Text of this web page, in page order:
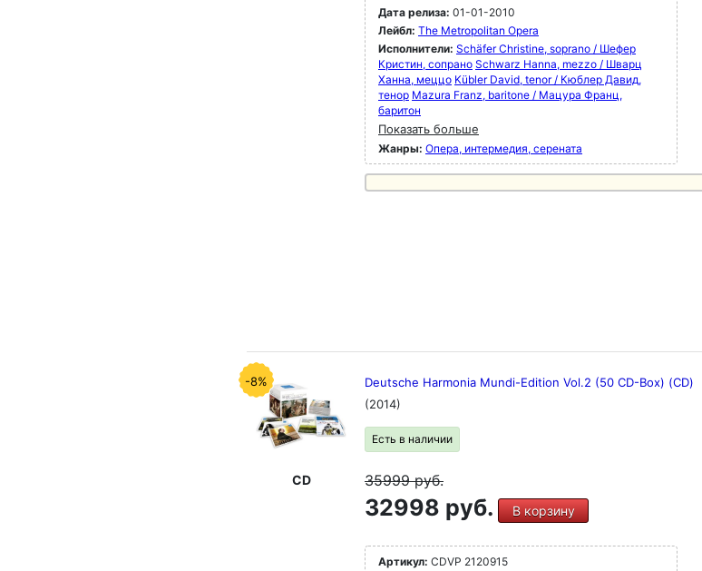
Дата релиза: 01-01-2010
Лейбл: The Metropolitan Opera
Исполнители: Schäfer Christine, soprano / Шефер
Кристин, сопрано Schwarz Hanna, mezzo / Шварц
Ханна, меццо Kübler David, tenor / Кюблер Давид,
тенор Mazura Franz, baritone / Мацура Франц,
баритон
Показать больше
Жанры: Опера, интермедия, серената
-8%
CD
Deutsche Harmonia Mundi-Edition Vol.2 (50 CD-Box) (CD)
(2014)
Есть в наличии
35999руб.
32998 руб. В корзину
Артикул: CDVP 2120915